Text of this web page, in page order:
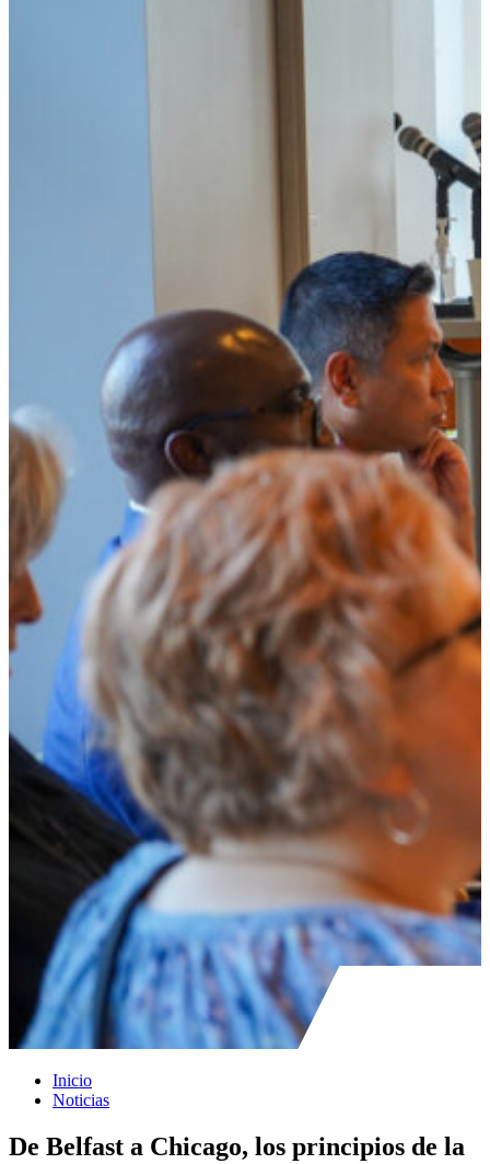
Inicio
Noticias
De Belfast a Chicago, los principios de la